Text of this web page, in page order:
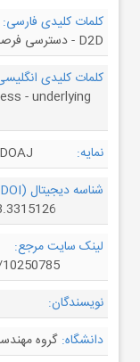
کلمات کلیدی فارسی:
D2D - دسترسی فرصت طلبانه به کانال - مسیرفراسوی زیربنایی
کلمات کلیدی
- underlying
نمایه:
شناسه دیجیتال (DOI):
لینک سایت مرجع:
نویسندگان:
دانشگاه: گروه